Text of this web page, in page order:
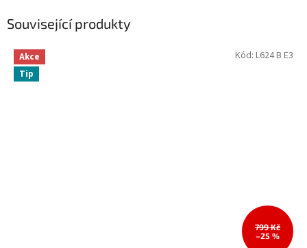
Související produkty
Akce
Tip
799 Kč
–25 %
Kód: L624 B E3